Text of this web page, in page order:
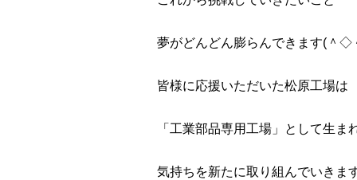
夢がどんどん膨らんできます(＾◇
皆様に応援いただいた松原工場は
「工業部品専用工場」として生ま
気持ちを新たに取り組んでいきま